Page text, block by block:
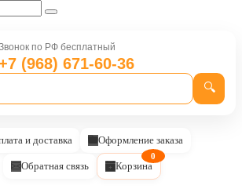
по РФ бесплатный
(968) 671-60-36
🔍
и доставка Оформление заказа
Обратная связь Корзина
0